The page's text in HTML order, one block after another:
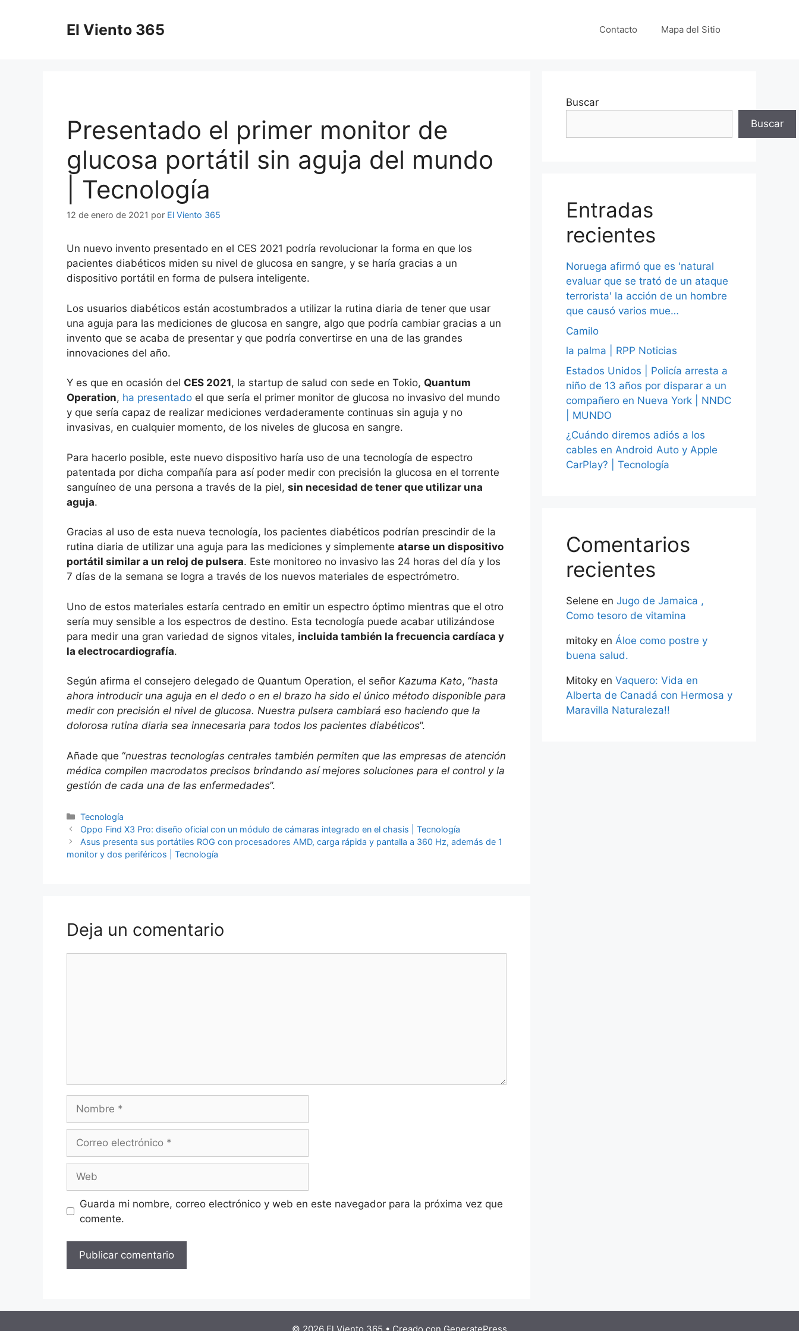
El Viento 365 Contacto Mapa del Sitio
Presentado el primer monitor de
glucosa portátil sin aguja del mundo
| Tecnología
12 de enero de 2021 por El Viento 365
Un nuevo invento presentado en el CES 2021 podría revolucionar la forma en que los
pacientes diabéticos miden su nivel de glucosa en sangre, y se haría gracias a un
dispositivo portátil en forma de pulsera inteligente.
Los usuarios diabéticos están acostumbrados a utilizar la rutina diaria de tener que usar
una aguja para las mediciones de glucosa en sangre, algo que podría cambiar gracias a un
invento que se acaba de presentar y que podría convertirse en una de las grandes
innovaciones del año.
Y es que en ocasión del CES 2021, la startup de salud con sede en Tokio, Quantum
Operation, ha presentado el que sería el primer monitor de glucosa no invasivo del mundo
y que sería capaz de realizar mediciones verdaderamente continuas sin aguja y no
invasivas, en cualquier momento, de los niveles de glucosa en sangre.
Para hacerlo posible, este nuevo dispositivo haría uso de una tecnología de espectro
patentada por dicha compañía para así poder medir con precisión la glucosa en el torrente
sanguíneo de una persona a través de la piel, sin necesidad de tener que utilizar una
aguja.
Gracias al uso de esta nueva tecnología, los pacientes diabéticos podrían prescindir de la
rutina diaria de utilizar una aguja para las mediciones y simplemente atarse un dispositivo
portátil similar a un reloj de pulsera. Este monitoreo no invasivo las 24 horas del día y los
7 días de la semana se logra a través de los nuevos materiales de espectrómetro.
Uno de estos materiales estaría centrado en emitir un espectro óptimo mientras que el otro
sería muy sensible a los espectros de destino. Esta tecnología puede acabar utilizándose
para medir una gran variedad de signos vitales, incluida también la frecuencia cardíaca y
la electrocardiografía.
Según afirma el consejero delegado de Quantum Operation, el señor Kazuma Kato, “hasta
ahora introducir una aguja en el dedo o en el brazo ha sido el único método disponible para
medir con precisión el nivel de glucosa. Nuestra pulsera cambiará eso haciendo que la
dolorosa rutina diaria sea innecesaria para todos los pacientes diabéticos”.
Añade que “nuestras tecnologías centrales también permiten que las empresas de atención
médica compilen macrodatos precisos brindando así mejores soluciones para el control y la
gestión de cada una de las enfermedades”.
Categorías
Tecnología
Oppo Find X3 Pro: diseño oficial con un módulo de cámaras integrado en el chasis | Tecnología
Asus presenta sus portátiles ROG con procesadores AMD, carga rápida y pantalla a 360 Hz, además de 1
monitor y dos periféricos | Tecnología
Deja un comentario
electrónico
Guarda mi nombre, correo electrónico y web en este navegador para la próxima vez que
comente.
Buscar
Buscar
Entradas
recientes
Noruega afirmó que es 'natural
evaluar que se trató de un ataque
terrorista' la acción de un hombre
que causó varios mue…
Camilo
la palma | RPP Noticias
Estados Unidos | Policía arresta a
niño de 13 años por disparar a un
compañero en Nueva York | NNDC
| MUNDO
¿Cuándo diremos adiós a los
cables en Android Auto y Apple
CarPlay? | Tecnología
Comentarios
recientes
Selene en Jugo de Jamaica ,
Como tesoro de vitamina
mitoky en Áloe como postre y
buena salud.
Mitoky en Vaquero: Vida en
Alberta de Canadá con Hermosa y
Maravilla Naturaleza!!